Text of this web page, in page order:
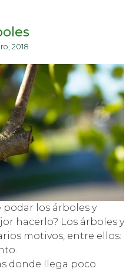
2018
los árboles y
hacerlo? Los árboles y
motivos, entre ellos:
donde llega poco